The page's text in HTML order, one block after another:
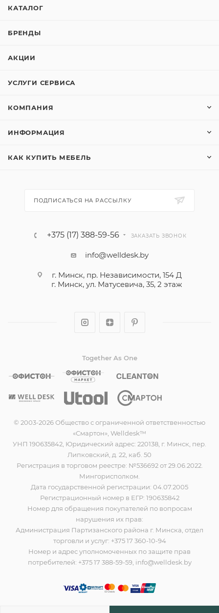
КАТАЛОГ
БРЕНДЫ
АКЦИИ
УСЛУГИ СЕРВИСА
КОМПАНИЯ
ИНФОРМАЦИЯ
КАК КУПИТЬ МЕБЕЛЬ
ПОДПИСАТЬСЯ НА РАССЫЛКУ
+375 (17) 388-59-56 ЗАКАЗАТЬ ЗВОНОК
info@welldesk.by
г. Минск, пр. Независимости, 154 Д
г. Минск, ул. Матусевича, 35, 2 этаж
Together As One
© 2003-2026 Общество с ограниченной ответственностью
«Смартон», Welldesk™
УНП 190635842, Юридический адрес: 220138, г. Минск, пер.
Липковский, д. 22, каб. 50
Регистрация в торговом реестре: №536692 от 29.06.2022.
Мингорисполком.
Дата государственной регистрации: 04.07.2005
Регистрационный номер в ЕГР: 190635842
Номер для обращения покупателей по вопросам
нарушения их прав:
Администрация Партизанского района г. Минска, отдел
торговли и услуг: +375 17 360-10-94
Номер и адрес уполномоченных по защите прав
потребителей: +375 17 388-59-59, info@welldesk.by